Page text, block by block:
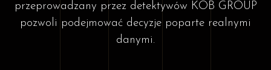
przeprowadzany przez detektywów KOB GROUP
pozwoli podejmować decyzje poparte realnymi
danymi.